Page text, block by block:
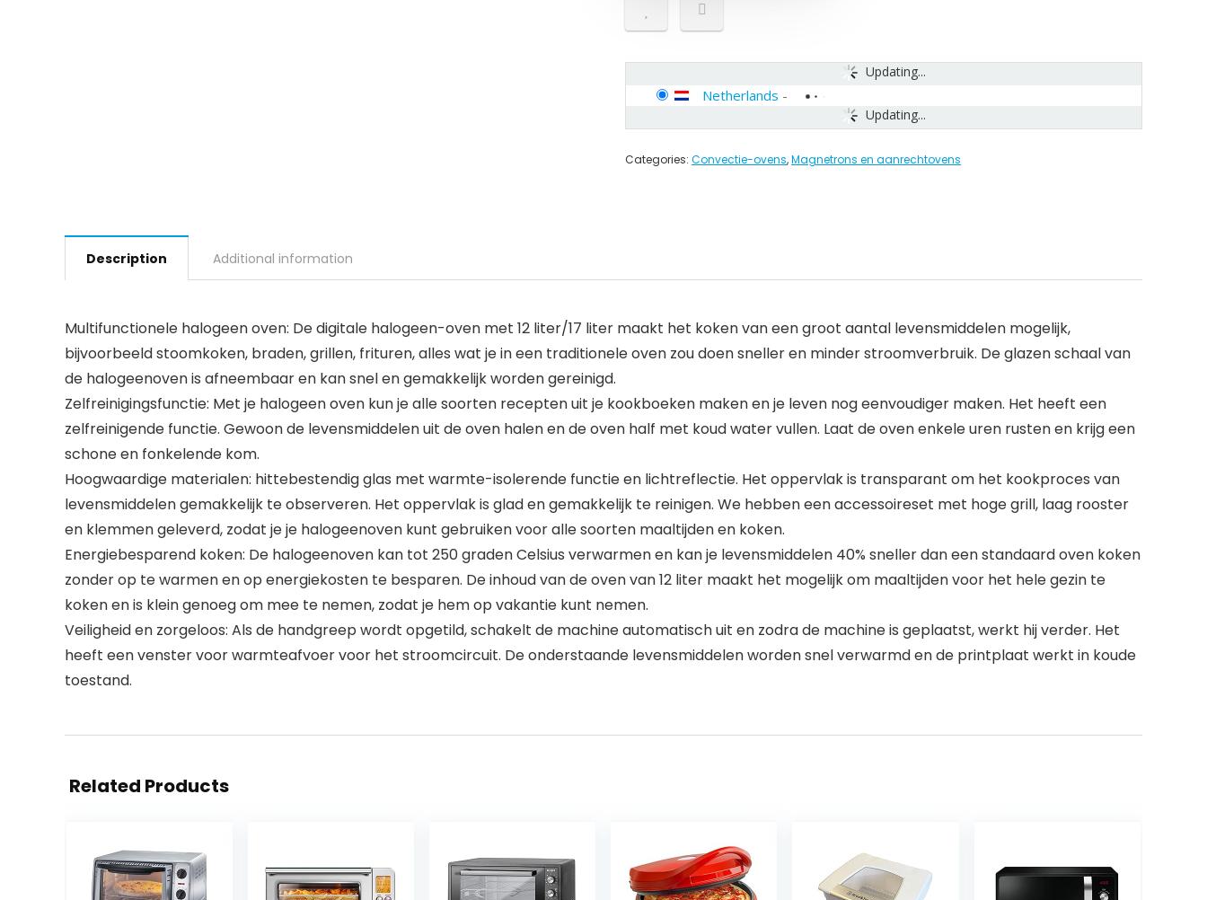
Updating...
Updating...
Netherlands -
Categories: Convectie-ovens,Magnetrons en aanrechtovens
Description Additional information
Multifunctionele halogeen oven: De digitale halogeen-oven met 12 liter/17 liter maakt het koken van een groot aantal levensmiddelen mogelijk,
bijvoorbeeld stoomkoken, braden, grillen, frituren, alles wat je in een traditionele oven zou doen sneller en minder stroomverbruik. De glazen schaal van
de halogeenoven is afneembaar en kan snel en gemakkelijk worden gereinigd.
Zelfreinigingsfunctie: Met je halogeen oven kun je alle soorten recepten uit je kookboeken maken en je leven nog eenvoudiger maken. Het heeft een
zelfreinigende functie. Gewoon de levensmiddelen uit de oven halen en de oven half met koud water vullen. Laat de oven enkele uren rusten en krijg een
schone en fonkelende kom.
Hoogwaardige materialen: hittebestendig glas met warmte-isolerende functie en lichtreflectie. Het oppervlak is transparant om het kookproces van
levensmiddelen gemakkelijk te observeren. Het oppervlak is glad en gemakkelijk te reinigen. We hebben een accessoireset met hoge grill, laag rooster
en klemmen geleverd, zodat je je halogeenoven kunt gebruiken voor alle soorten maaltijden en koken.
Energiebesparend koken: De halogeenoven kan tot 250 graden Celsius verwarmen en kan je levensmiddelen 40% sneller dan een standaard oven koken
zonder op te warmen en op energiekosten te besparen. De inhoud van de oven van 12 liter maakt het mogelijk om maaltijden voor het hele gezin te
koken en is klein genoeg om mee te nemen, zodat je hem op vakantie kunt nemen.
Veiligheid en zorgeloos: Als de handgreep wordt opgetild, schakelt de machine automatisch uit en zodra de machine is geplaatst, werkt hij verder. Het
heeft een venster voor warmteafvoer voor het stroomcircuit. De onderstaande levensmiddelen worden snel verwarmd en de printplaat werkt in koude
toestand.
Related Products